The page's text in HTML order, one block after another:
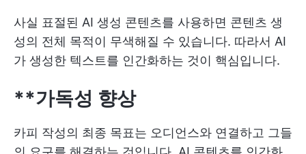
사실 표절된 AI 생성 콘텐츠를 사용하면 콘텐츠 생
성의 전체 목적이 무색해질 수 있습니다. 따라서 AI
가 생성한 텍스트를 인간화하는 것이 핵심입니다.
**가독성 향상
카피 작성의 최종 목표는 오디언스와 연결하고 그들